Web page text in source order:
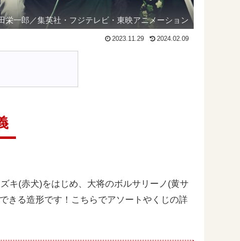
栄一郎／集英社・フジテレビ・東映アニメーション
2023.11.29 2024.02.09
キ(赤犬)をはじめ、大将のボルサリーノ(黄サ
きる造形です！こちらでアソートやくじの詳